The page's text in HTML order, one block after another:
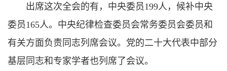
出席这次全会的有，中央委员199人，候补中央
委员165人。中央纪律检查委员会常务委员会委员和
有关方面负责同志列席会议。党的二十大代表中部分
基层同志和专家学者也列席了会议。